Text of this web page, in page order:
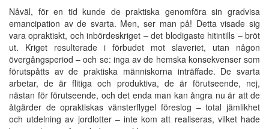
Nåväl, för en tid kunde de praktiska genomföra sin gradvisa
emancipation av de svarta. Men, ser man på! Detta visade sig
vara opraktiskt, och inbördeskriget – det blodigaste hitintills – bröt
ut. Kriget resulterade i förbudet mot slaveriet, utan någon
övergångsperiod – och se: inga av de hemska konsekvenser som
förutspåtts av de praktiska människorna inträffade. De svarta
arbetar, de är flitiga och produktiva, de är förutseende, nej,
nästan för förutseende, och det enda man kan ångra nu är att de
åtgärder de opraktiskas vänsterflygel föreslog – total jämlikhet
och utdelning av jordlotter – inte kom att realiseras, vilket hade